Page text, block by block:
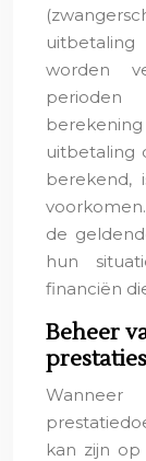
worden
uitbetaling
berekend,
de
hun
financiën
Beheer
prestaties
kan zijn